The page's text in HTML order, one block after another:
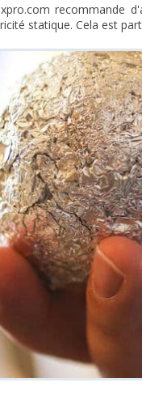
recommande
statique. Cela est